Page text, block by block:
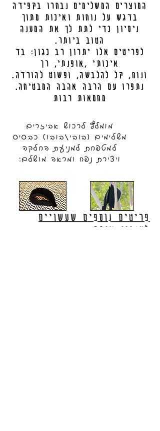
המוצרים המשלימים נבחרו בקפידה
בדגש על נוחות ואיכות מתוך
ניסיון כדי לתת לך את המענה
הטוב ביותר.
לפריטים אלו יתרון רב כגון: בד
איכותי ,אופנתי, רך
.ונוח, קל להלבשה, ופשוט להורדה
.נתפרו עם הרבה אהבה המבטיחה
מחמאות רבות
מומלץ לרכוש אביזרים
משלימים (בובי/בובו) כבסיס
למטפחת למניעת החלקה
ויצירת נפח ומראה מושלם:
פריטים נוספים שעשויים